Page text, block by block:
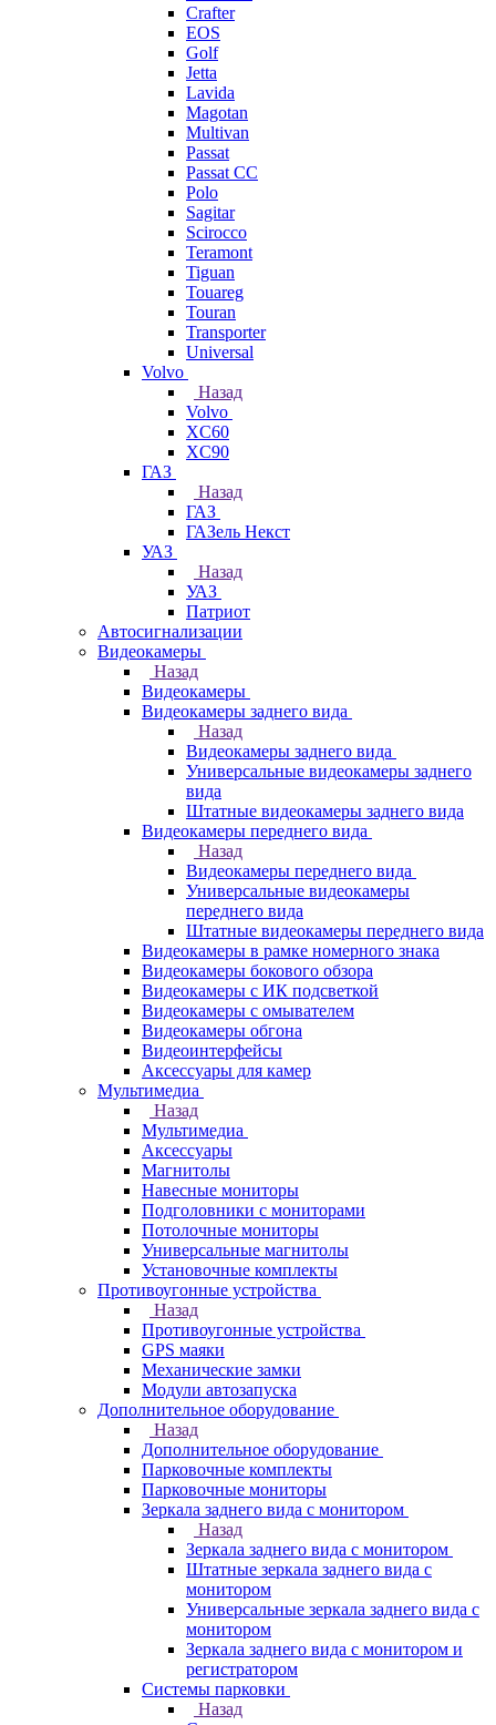
Crafter
EOS
Golf
Jetta
Lavida
Magotan
Multivan
Passat
Passat CC
Polo
Sagitar
Scirocco
Teramont
Tiguan
Touareg
Touran
Transporter
Universal
Volvo
Назад
Volvo
XC60
XC90
ГАЗ
Назад
ГАЗ
ГАЗель Некст
УАЗ
Назад
УАЗ
Патриот
Автосигнализации
Видеокамеры
Назад
Видеокамеры
Видеокамеры заднего вида
Назад
Видеокамеры заднего вида
Универсальные видеокамеры заднего
вида
Штатные видеокамеры заднего вида
Видеокамеры переднего вида
Назад
Видеокамеры переднего вида
Универсальные видеокамеры
переднего вида
Штатные видеокамеры переднего вида
Видеокамеры в рамке номерного знака
Видеокамеры бокового обзора
Видеокамеры с ИК подсветкой
Видеокамеры с омывателем
Видеокамеры обгона
Видеоинтерфейсы
Аксессуары для камер
Мультимедиа
Назад
Мультимедиа
Аксессуары
Магнитолы
Навесные мониторы
Подголовники с мониторами
Потолочные мониторы
Универсальные магнитолы
Установочные комплекты
Противоугонные устройства
Назад
Противоугонные устройства
GPS маяки
Механические замки
Модули автозапуска
Дополнительное оборудование
Назад
Дополнительное оборудование
Парковочные комплекты
Парковочные мониторы
Зеркала заднего вида с монитором
Назад
Зеркала заднего вида с монитором
Штатные зеркала заднего вида с
монитором
Универсальные зеркала заднего вида с
монитором
Зеркала заднего вида с монитором и
регистратором
Системы парковки
Назад